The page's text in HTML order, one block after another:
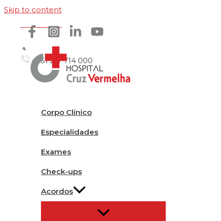
Skip to content
Como chegar
+351 217 714 000
Corpo Clínico
Especialidades
Exames
Check-ups
Acordos